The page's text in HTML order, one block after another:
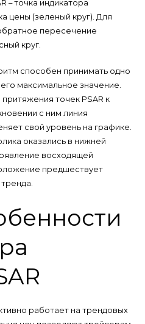
– точка индикатора
цены (зеленый круг). Для
пересечение
круг.
способен принимать одно
максимальное значение.
точек PSAR к
с ним линия
свой уровень на графике.
оказались в нижней
восходящей
предшествует
работает на трендовых